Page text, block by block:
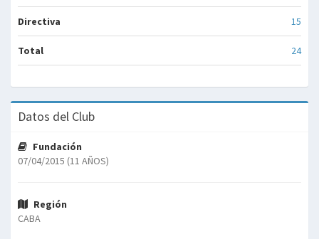
Directiva 15
Total 24
Datos del Club
Fundación
07/04/2015 (11 AÑOS)
Región
CABA